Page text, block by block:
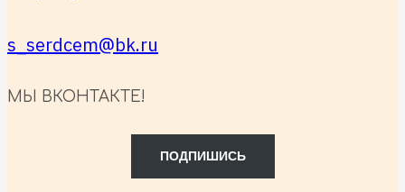
s_serdcem@bk.ru
МЫ ВКОНТАКТЕ!
ПОДПИШИСЬ